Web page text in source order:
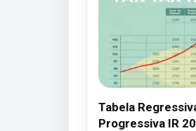
Tabela
Progressiva IR